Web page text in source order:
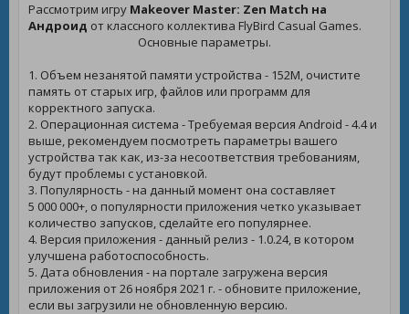
Рассмотрим игру Makeover Master: Zen Match на
Андроид от классного коллектива FlyBird Casual Games.
Основные параметры.
1. Объем незанятой памяти устройства - 152M, очистите
память от старых игр, файлов или программ для
корректного запуска.
2. Операционная система - Требуемая версия Android - 4.4 и
выше, рекомендуем посмотреть параметры вашего
устройства так как, из-за несоответствия требованиям,
будут проблемы с установкой.
3. Популярность - на данный момент она составляет
5 000 000+, о популярности приложения четко указывает
количество запусков, сделайте его популярнее.
4. Версия приложения - данный релиз - 1.0.24, в котором
улучшена работоспособность.
5. Дата обновления - на портале загружена версия
приложения от 26 ноября 2021 г. - обновите приложение,
если вы загрузили не обновленную версию.